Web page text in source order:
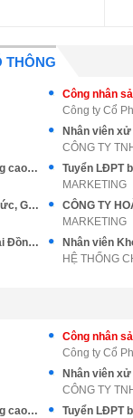
THÔNG
Công nhân
Công ty Cổ
Nhân viên
CÔNG TY
Tuyển công nhân chế tác trang sức, việc nhẹ lương cao ổn định
Tuyển LĐPT
MARKETING
Tuyển LĐPT & Tạp vụ nam nữ làm tại Q1, Q2,Thủ Đức, Gò Vấp
MARKETING
Tuyển học viên nhân sự làm đồ gỗ có BAO ĂN Ở tại Đồng Nai
HỆ THỐNG
Công nhân
Công ty Cổ
Nhân viên
CÔNG TY
Tuyển công nhân chế tác trang sức, việc nhẹ lương cao ổn định
Tuyển LĐPT